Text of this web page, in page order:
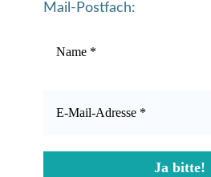
Mail-Postfach: